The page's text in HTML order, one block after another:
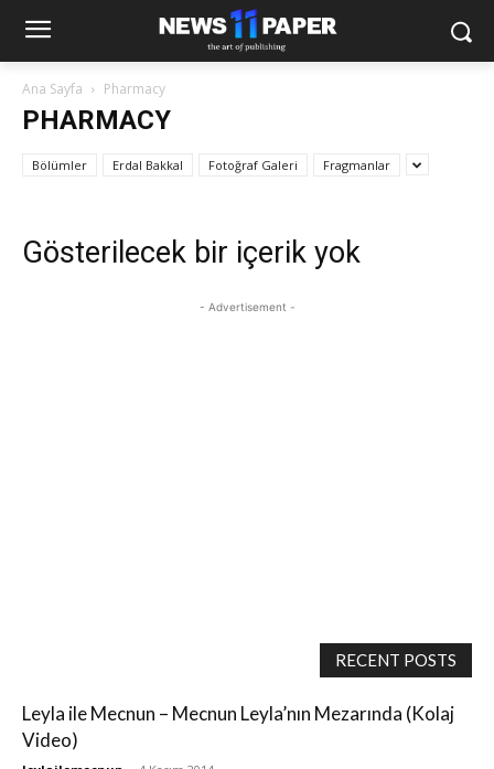
Ana Sayfa Pharmacy
PHARMACY
Bölümler Erdal Bakkal Fotoğraf Galeri Fragmanlar
Gösterilecek bir içerik yok
- Advertisement -
RECENT POSTS
Leyla ile Mecnun – Mecnun Leyla’nın Mezarında (Kolaj
Video)